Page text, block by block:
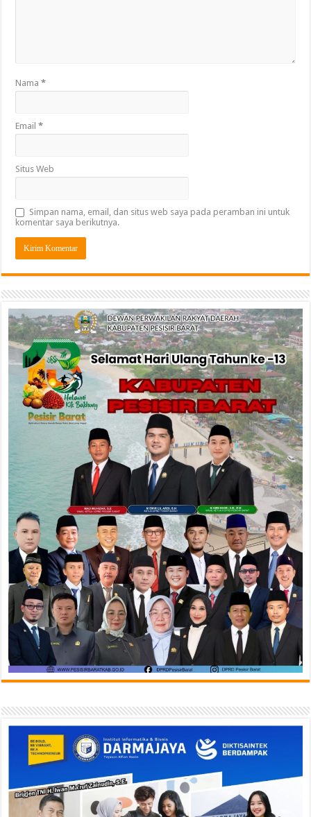
Nama*
Email*
Situs Web
Simpan nama, email, dan situs web saya pada peramban ini untuk
komentar saya berikutnya.